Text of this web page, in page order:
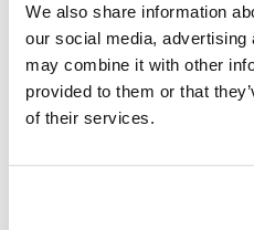
We also share information
our social media,
may combine it with other
provided to them or that
of their services.